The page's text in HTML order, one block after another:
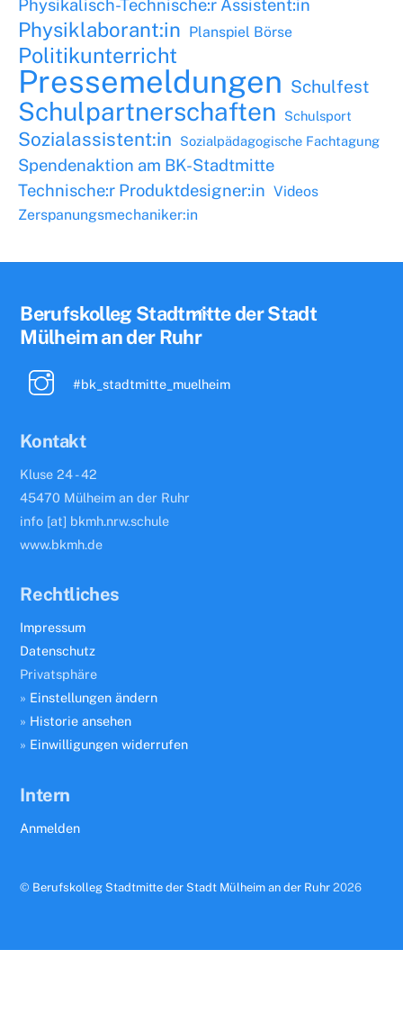
Physikalisch-Technische:r Assistent:in
Physiklaborant:in Planspiel Börse
Politikunterricht
Pressemeldungen Schulfest
Schulpartnerschaften Schulsport
Sozialassistent:in Sozialpädagogische Fachtagung
Spendenaktion am BK-Stadtmitte
Technische:r Produktdesigner:in Videos
Zerspanungsmechaniker:in
Back
To
Berufskolleg Stadtmitte der Stadt
Mülheim an der Ruhr
#bk_stadtmitte_muelheim
Kontakt
Kluse 24 - 42
45470 Mülheim an der Ruhr
info [at] bkmh.nrw.schule
www.bkmh.de
Rechtliches
Impressum
Datenschutz
Privatsphäre
» Einstellungen ändern
» Historie ansehen
» Einwilligungen widerrufen
Intern
Anmelden
© Berufskolleg Stadtmitte der Stadt Mülheim an der Ruhr 2026